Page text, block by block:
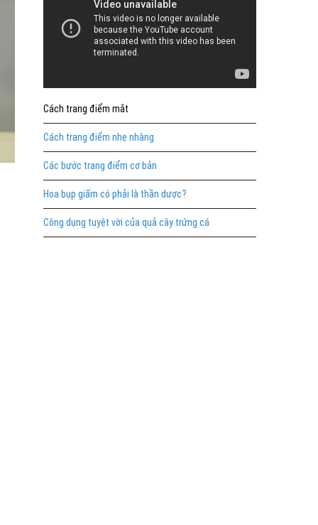
Cách trang điểm mắt
Cách trang điểm nhẹ nhàng
Các bước trang điểm cơ bản
Hoa bụp giấm có phải là thần dược?
Công dụng tuyệt vời của quả cây trứng cá